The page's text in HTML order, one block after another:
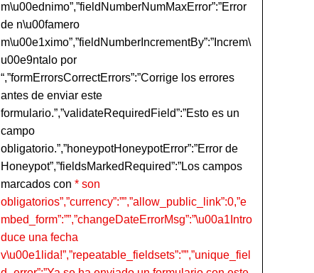
m\u00ednimo”,”fieldNumberNumMaxError”:”Error
de n\u00famero
m\u00e1ximo”,”fieldNumberIncrementBy”:”Increm\
u00e9ntalo por
“,”formErrorsCorrectErrors”:”Corrige los errores
antes de enviar este
formulario.”,”validateRequiredField”:”Esto es un
campo
obligatorio.”,”honeypotHoneypotError”:”Error de
Honeypot”,”fieldsMarkedRequired”:”Los campos
marcados con * son
obligatorios”,”currency”:””,”allow_public_link”:0,”e
mbed_form”:””,”changeDateErrorMsg”:”\u00a1Intro
duce una fecha
v\u00e1lida!”,”repeatable_fieldsets”:””,”unique_fiel